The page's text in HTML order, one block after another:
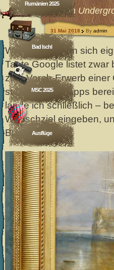
Rumänien 2025
Bad Ischl
MSC 2025
Ausflüge
London
31 Mai 2018 By admin
Wie bewegt man sich
Tante Google listet zwar
zum Vorab-Erwerb
stehen allerlei Apps
lande ich schließlich –
Wunschziel eingeben,
Bus.